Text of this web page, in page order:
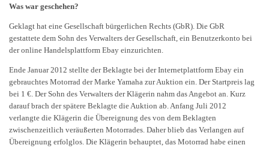
Was war geschehen?
Geklagt hat eine Gesellschaft bürgerlichen Rechts (GbR). Die GbR
gestattete dem Sohn des Verwalters der Gesellschaft, ein Benutzerkonto bei
der online Handelsplattform Ebay einzurichten.
Ende Januar 2012 stellte der Beklagte bei der Internetplattform Ebay ein
gebrauchtes Motorrad der Marke Yamaha zur Auktion ein. Der Startpreis lag
bei 1 €. Der Sohn des Verwalters der Klägerin nahm das Angebot an. Kurz
darauf brach der spätere Beklagte die Auktion ab. Anfang Juli 2012
verlangte die Klägerin die Übereignung des von dem Beklagten
zwischenzeitlich veräußerten Motorrades. Daher blieb das Verlangen auf
Übereignung erfolglos. Die Klägerin behauptet, das Motorrad habe einen